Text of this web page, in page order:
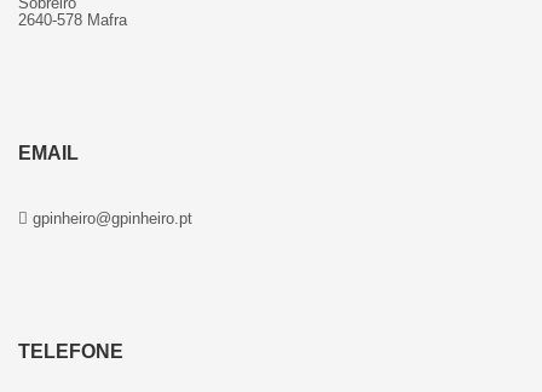
2640-578 Mafra
EMAIL
gpinheiro@gpinheiro.pt
TELEFONE